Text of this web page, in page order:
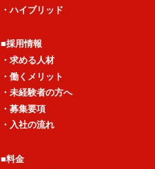
・ハイブリッド
■採用情報
・求める人材
・働くメリット
・未経験者の方へ
・募集要項
・入社の流れ
■料金